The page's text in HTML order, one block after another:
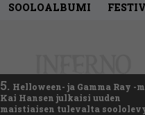
SOOLOALBUMI
5. Helloween- ja Gamma Ray -
Kai Hansen julkaisi uuden
maistiaisen tulevalta